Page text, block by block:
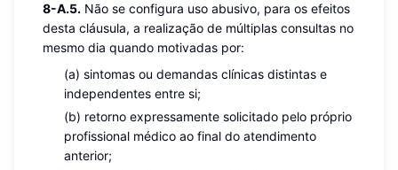
8-A.5. Não se configura uso abusivo, para os efeitos
desta cláusula, a realização de múltiplas consultas no
mesmo dia quando motivadas por:
(a) sintomas ou demandas clínicas distintas e
independentes entre si;
(b) retorno expressamente solicitado pelo próprio
profissional médico ao final do atendimento
anterior;